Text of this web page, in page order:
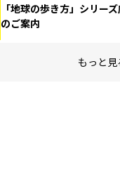
「地球の歩き方」シリー
のご案内
もっと見